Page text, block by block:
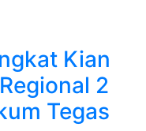
Kian
2
Tegas